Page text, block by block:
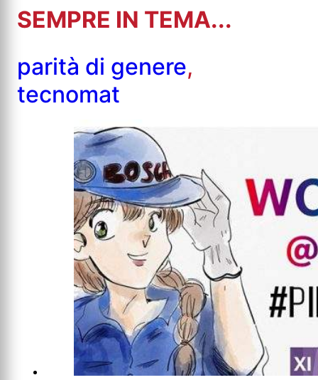
SEMPRE IN TEMA...
parità di genere,
tecnomat